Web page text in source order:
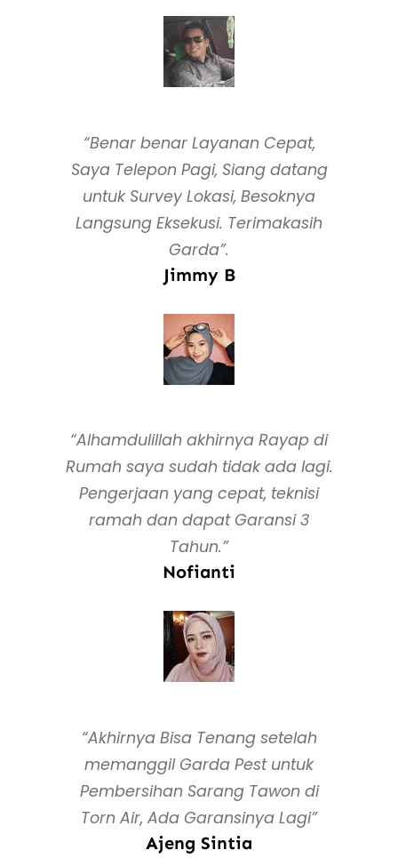
“Benar benar Layanan Cepat,
Saya Telepon Pagi, Siang datang
untuk Survey Lokasi, Besoknya
Langsung Eksekusi. Terimakasih
Garda”.
Jimmy B
“Alhamdulillah akhirnya Rayap di
Rumah saya sudah tidak ada lagi.
Pengerjaan yang cepat, teknisi
ramah dan dapat Garansi 3
Tahun.”
Nofianti
“Akhirnya Bisa Tenang setelah
memanggil Garda Pest untuk
Pembersihan Sarang Tawon di
Torn Air, Ada Garansinya Lagi”
Ajeng Sintia